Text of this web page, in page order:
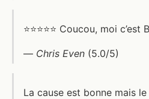
⭐️⭐️⭐️⭐️⭐️ Coucou, moi
— Chris Even (5.0/5)
La cause est bonne mais